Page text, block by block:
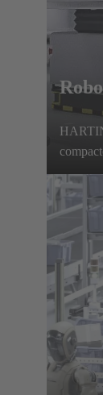
cables
que
energía